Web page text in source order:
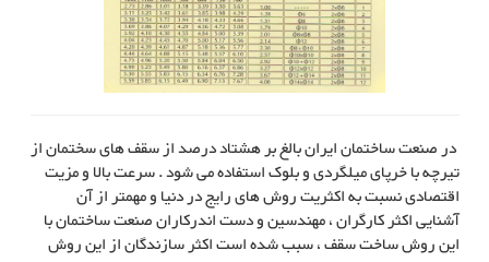
در صنعت ساختمان ایران بالغ بر هشتاد درصد از سقف های سختمان از
تیرچه با خرپای میلگردی و بلوک استفاده می شود . سرعت بالا و مزیت
اقتصادی نسبت به اکثریت روش های رایج در دنیا و مهمتر از آن
آشنایی اکثر کارگران ، مهندسین و دست اندرکاران صنعت ساختمان با
این روش ساخت سقف ، سبب شده است اکثر سازندگان از این روش